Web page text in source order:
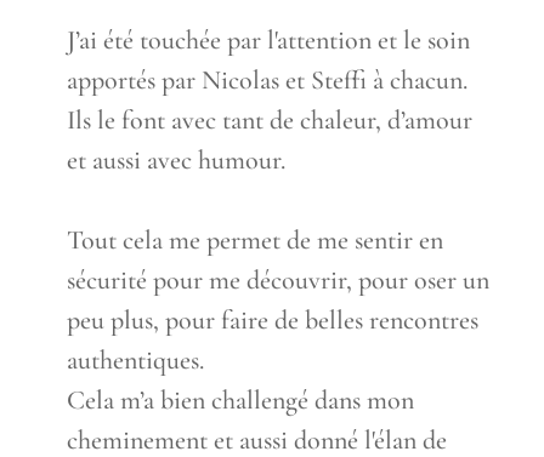
J’ai été touchée par l'attention et le soin
apportés par Nicolas et Steffi à chacun.
Ils le font avec tant de chaleur, d’amour
et aussi avec humour.
Tout cela me permet de me sentir en
sécurité pour me découvrir, pour oser un
peu plus, pour faire de belles rencontres
authentiques.
Cela m’a bien challengé dans mon
cheminement et aussi donné l'élan de